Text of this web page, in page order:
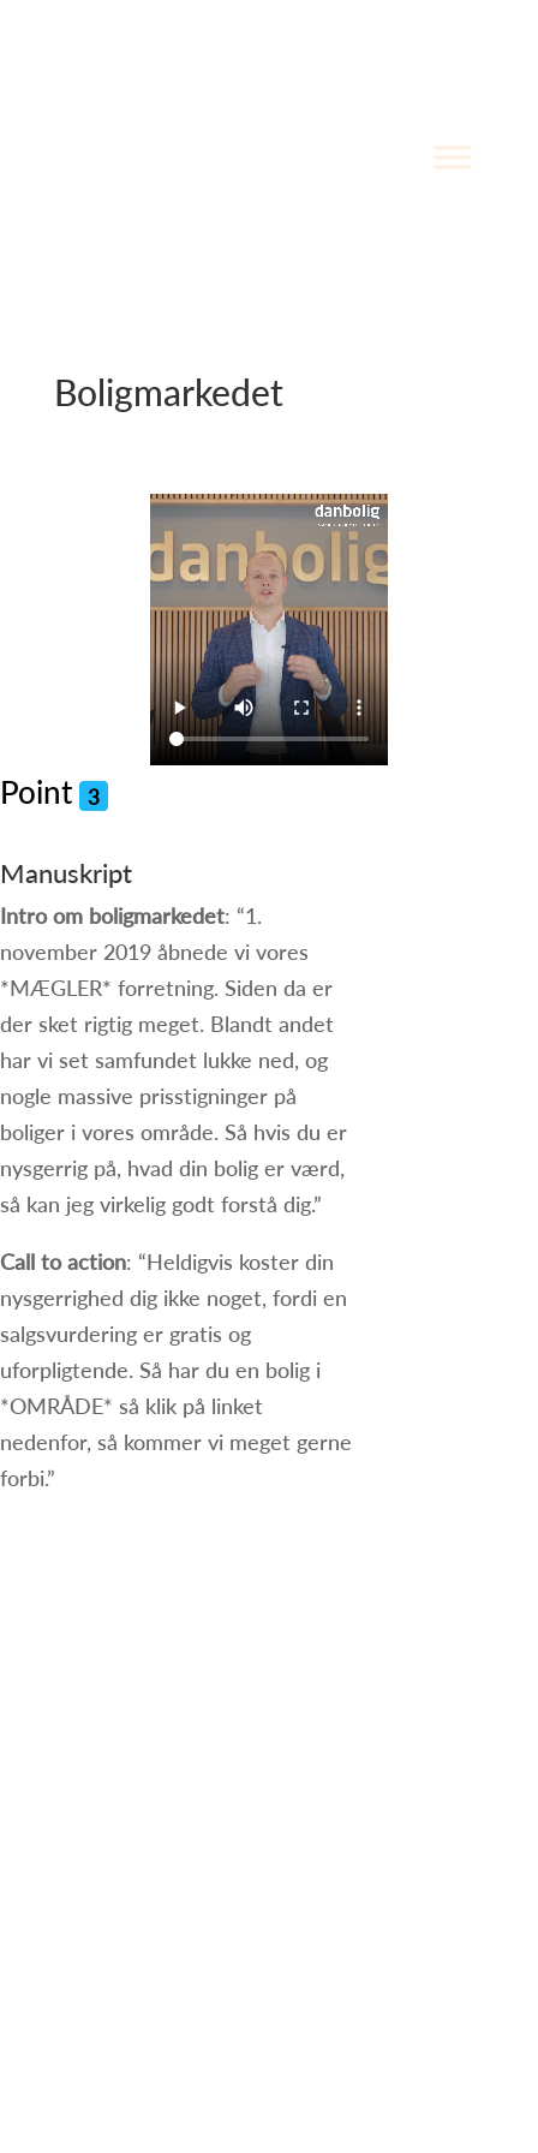
Boligmarkedet
Point 3
Manuskript
Intro om boligmarkedet: “1.
november 2019 åbnede vi vores
*MÆGLER* forretning. Siden da er
der sket rigtig meget. Blandt andet
har vi set samfundet lukke ned, og
nogle massive prisstigninger på
boliger i vores område. Så hvis du er
nysgerrig på, hvad din bolig er værd,
så kan jeg virkelig godt forstå dig.”
Call to action: “Heldigvis koster din
nysgerrighed dig ikke noget, fordi en
salgsvurdering er gratis og
uforpligtende. Så har du en bolig i
*OMRÅDE* så klik på linket
nedenfor, så kommer vi meget gerne
forbi.”